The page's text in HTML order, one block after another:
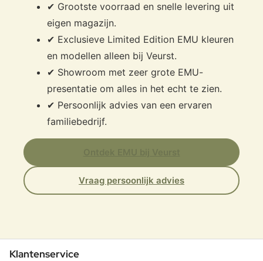
✔ Grootste voorraad en snelle levering uit
eigen magazijn.
✔ Exclusieve Limited Edition EMU kleuren
en modellen alleen bij Veurst.
✔ Showroom met zeer grote EMU-
presentatie om alles in het echt te zien.
✔ Persoonlijk advies van een ervaren
familiebedrijf.
Vraag persoonlijk advies
Klantenservice